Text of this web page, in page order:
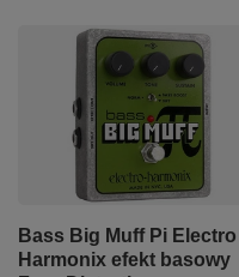
Bass Big Muff Pi Electro
Harmonix efekt basowy